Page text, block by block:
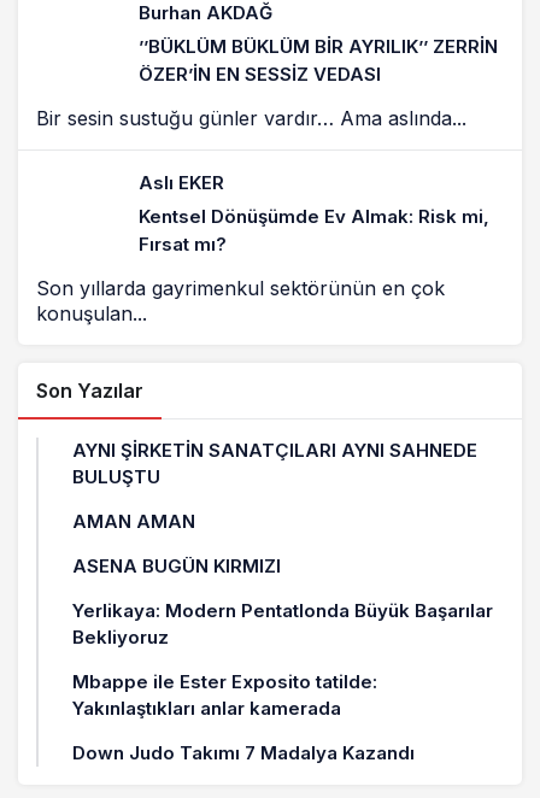
Burhan AKDAĞ
’’BÜKLÜM BÜKLÜM BİR AYRILIK’’ ZERRİN
ÖZER’İN EN SESSİZ VEDASI
Bir sesin sustuğu günler vardır… Ama aslında...
Aslı EKER
Kentsel Dönüşümde Ev Almak: Risk mi,
Fırsat mı?
Son yıllarda gayrimenkul sektörünün en çok
konuşulan...
Son Yazılar
AYNI ŞİRKETİN SANATÇILARI AYNI SAHNEDE
BULUŞTU
AMAN AMAN
ASENA BUGÜN KIRMIZI
Yerlikaya: Modern Pentatlonda Büyük Başarılar
Bekliyoruz
Mbappe ile Ester Exposito tatilde:
Yakınlaştıkları anlar kamerada
Down Judo Takımı 7 Madalya Kazandı